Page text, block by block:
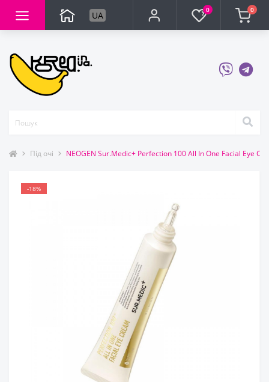
UA 0 0
Під очі NEOGEN Sur.Medic+ Perfection 100 All In One Facial Eye
-18%